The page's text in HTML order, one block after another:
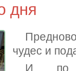
дня
чудес и
И по